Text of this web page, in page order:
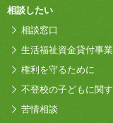
相談したい
相談窓口
生活福祉資金貸付事業
権利を守るために
不登校の子どもに関
苦情相談